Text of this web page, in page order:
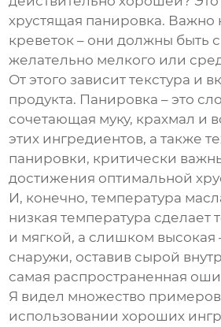
хрустящая панировка. Важно
креветок – они должны быть
желательно мелкого или
От этого зависит текстура и
продукта. Панировка – это
сочетающая муку, крахмал и
этих ингредиентов, а также
панировки, критически
достижения оптимальной
И, конечно, температура
низкая температура сделает
и мягкой, а слишком высокая
снаружи, оставив сырой
самая распространенная
Я видел множество
использовании хороших